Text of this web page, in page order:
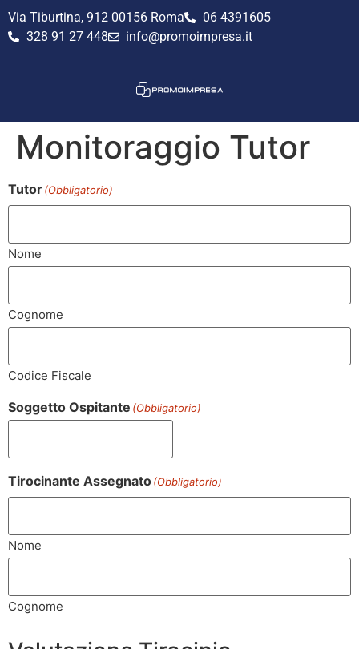
Via Tiburtina, 912 00156 Roma
06 4391605
328 91 27 448
info@promoimpresa.it
Monitoraggio Tutor
Tutor(Obbligatorio)
Nome
Cognome
Codice Fiscale
Soggetto Ospitante (Obbligatorio)
Tirocinante Assegnato(Obbligatorio)
Nome
Cognome